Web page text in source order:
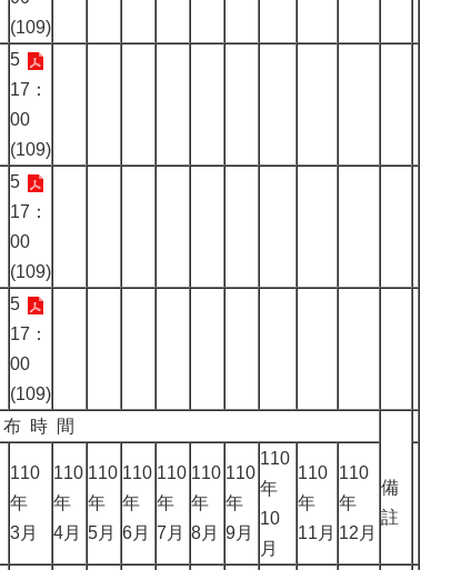
(109)
5
17：
00
(109)
5
17：
00
(109)
5
17：
00
(109)
時 間
備
註
110
年
3月
110
年
4月
110
年
5月
110
年
6月
110
年
7月
110
年
8月
110
年
9月
110
年
10
月
110
年
11月
110
年
12月